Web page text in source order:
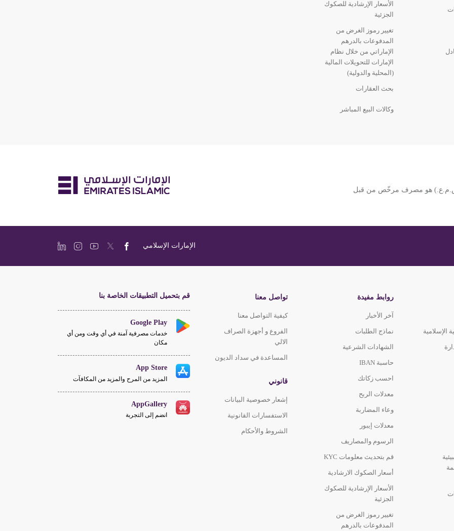
المقر الرئيسي للإمارات الإسلامي، مبنى 16،
والمواصلات في أم
الشيخ زايد - دبي
الصراف الآلي
الصراف الآلي
في العوير
جهاز الصراف الآلي
الأسعار الإرشادية للصكوك
الجزئية
تغيير رموز الغرض من
المدفوعات بالدرهم
الإماراتي من خلال نظام
الإمارات للتحويلات المالية
(المحلية والدولية)
بحث العقارات
وكالات البيع المباشر
الإسلامي (ش.م.ع.) هو مصرف مرخّص من قبل
الإمارات الإسلامي
الإسلامية
روابط مفيدة
آخر الأخبار
نماذج الطلبات
الشهادات الشرعية
حاسبة IBAN
احسب زكاتك
معدلات الربح
وعاء المضاربة
معدلات إيبور
الرسوم والمصاريف
قم بتحديث معلومات KYC
أسعار الصكوك الارشادية
الأسعار الإرشادية للصكوك
الجزئية
تغيير رموز الغرض من
المدفوعات بالدرهم
تواصل معنا
كيفية التواصل معنا
الفروع و أجهزة الصراف
الالي
المساعدة في سداد الديون
قانوني
إشعار خصوصية البيانات
الاستفسارات القانونية
الشروط والأحكام
قم بتحميل التطبيقات الخاصة بنا
Google Play
خدمات مصرفية آمنة في أي وقت ومن أي
مكان
App Store
المزيد من المرح والمزيد من المكافآت
AppGallery
انضم إلى التجربة